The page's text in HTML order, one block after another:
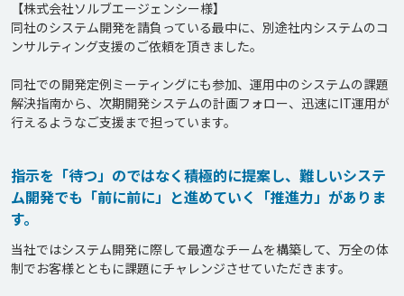
【株式会社ソルブエージェンシー様】
同社のシステム開発を請負っている最中に、別途社内システムのコ
ンサルティング支援のご依頼を頂きました。
同社での開発定例ミーティングにも参加、運用中のシステムの課題
解決指南から、次期開発システムの計画フォロー、迅速にIT運用が
行えるようなご支援まで担っています。
指示を「待つ」のではなく積極的に提案し、難しいシステ
ム開発でも「前に前に」と進めていく「推進力」がありま
す。
当社ではシステム開発に際して最適なチームを構築して、万全の体
制でお客様とともに課題にチャレンジさせていただきます。